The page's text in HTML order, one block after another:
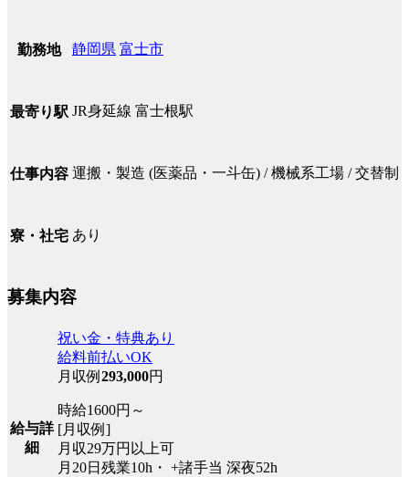
勤務地 静岡県 富士市
最寄り駅 JR身延線 富士根駅
仕事内容 運搬・製造 (医薬品・一斗缶) / 機械系工場 / 交替制
寮・社宅 あり
募集内容
給与詳
細
祝い金・特典あり
給料前払いOK
月収例 293,000円
時給1600円～
[月収例]
月収29万円以上可
月20日残業10h・ +諸手当 深夜52h